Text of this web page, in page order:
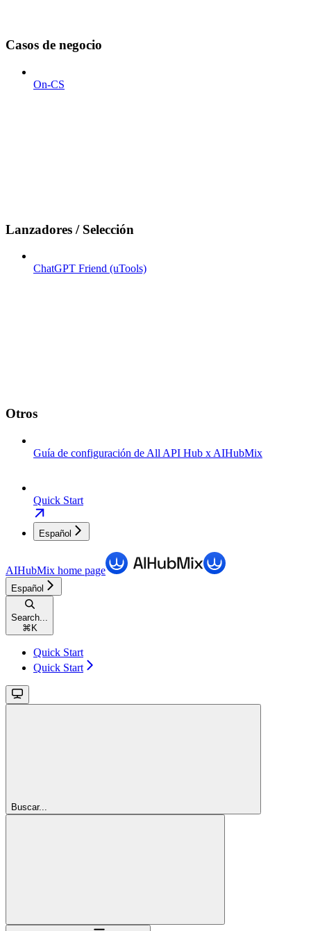
Casos de negocio
On-CS
Lanzadores / Selección
ChatGPT Friend (uTools)
Otros
Guía de configuración de All API Hub x AIHubMix
Quick Start
Español
AIHubMix home page
Español
Search...
⌘ K
Quick Start
Quick Start
Buscar...